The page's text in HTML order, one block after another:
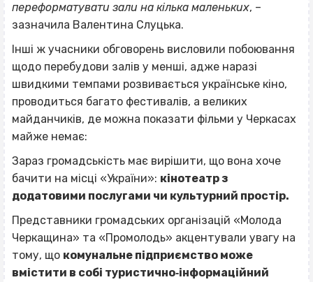
переформатувати зали на кілька маленьких, –
зазначила Валентина Слуцька.
Інші ж учасники обговорень висловили побоювання
щодо перебудови залів у менші, адже наразі
швидкими темпами розвивається українське кіно,
проводиться багато фестивалів, а великих
майданчиків, де можна показати фільми у Черкасах
майже немає:
Зараз громадськість має вирішити, що вона хоче
бачити на місці «України»: кінотеатр з
додатовими послугами чи культурний простір.
Представники громадських організацій «Молода
Черкащина» та «Промолодь» акцентували увагу на
тому, що комунальне підприємство може
вмістити в собі туристично‐інформаційний